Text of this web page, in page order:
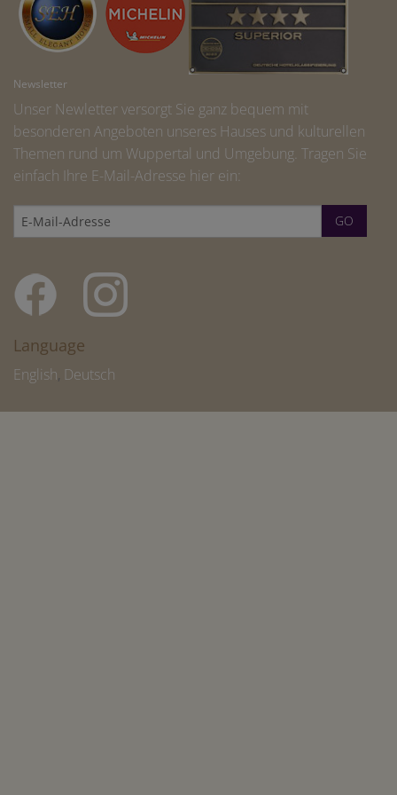
Newsletter
Unser Newletter versorgt Sie ganz bequem mit
besonderen Angeboten unseres Hauses und kulturellen
Themen rund um Wuppertal und Umgebung. Tragen Sie
einfach Ihre E-Mail-Adresse hier ein:
Language
English, Deutsch